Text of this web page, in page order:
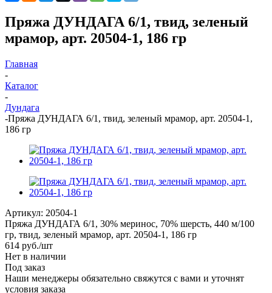
Пряжа ДУНДАГА 6/1, твид, зеленый
мрамор, арт. 20504-1, 186 гр
Главная
-
Каталог
-
Дундага
-Пряжа ДУНДАГА 6/1, твид, зеленый мрамор, арт. 20504-1,
186 гр
Артикул: 20504-1
Пряжа ДУНДАГА 6/1, 30% меринос, 70% шерсть, 440 м/100
гр, твид, зеленый мрамор, арт. 20504-1, 186 гр
614 руб./шт
Нет в наличии
Под заказ
Наши менеджеры обязательно свяжутся с вами и уточнят
условия заказа